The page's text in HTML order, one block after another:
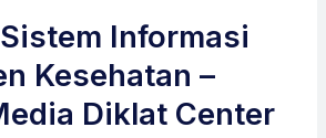
Informasi
Kesehatan –
Diklat Center